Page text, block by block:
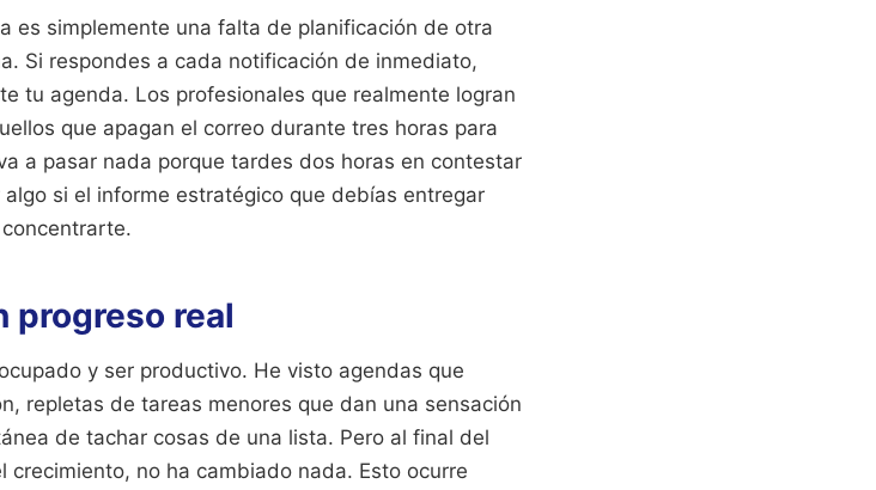
es simplemente una falta de planificación de otra
Si respondes a cada notificación de inmediato,
tu agenda. Los profesionales que realmente logran
que apagan el correo durante tres horas para
a pasar nada porque tardes dos horas en contestar
si el informe estratégico que debías entregar
progreso real
y ser productivo. He visto agendas que
repletas de tareas menores que dan una sensación
de tachar cosas de una lista. Pero al final del
no ha cambiado nada. Esto ocurre